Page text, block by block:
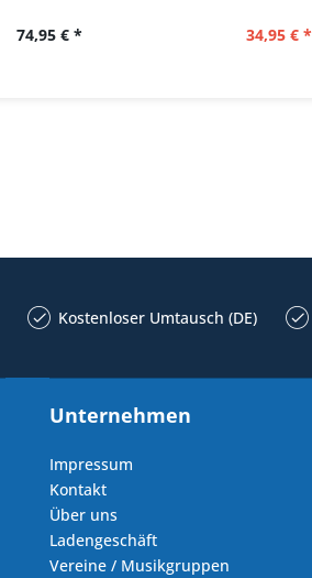
74,95 € * 34,95 € *
Kostenloser Umtausch (DE)
Unternehmen
Impressum
Kontakt
Über uns
Ladengeschäft
Vereine / Musikgruppen